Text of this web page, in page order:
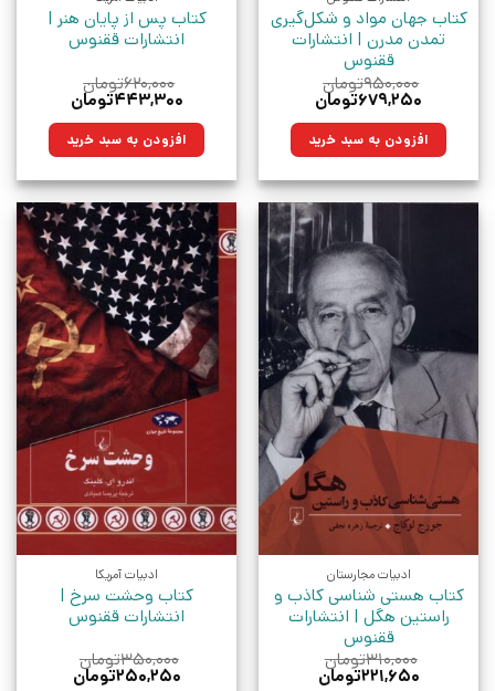
کتاب جهان مواد و شکل‌گیری
تمدن مدرن | انتشارات
ققنوس
۹۵۰,۰۰۰تومان
قیمت
۹۵۰,۰۰۰تومان
بود.
۶۷۹,۲۵۰تومان
۶۷۹,۲۵۰تومان.افزودن به سبد خرید
کتاب پس از پایان هنر |
انتشارات ققنوس
۶۲۰,۰۰۰تومان
قیمت
۶۲۰,۰۰۰تومان
بود.
۴۴۳,۳۰۰تومان
۴۴۳,۳۰۰تومان.افزودن به سبد خرید
ادبیات مجارستان
کتاب هستی شناسی کاذب و
راستین هگل | انتشارات
ققنوس
۳۱۰,۰۰۰تومان
قیمت
۲۲۱,۶۵۰تومان
ادبیات آمریکا
کتاب وحشت سرخ |
انتشارات ققنوس
۳۵۰,۰۰۰تومان
قیمت
۲۵۰,۲۵۰تومان